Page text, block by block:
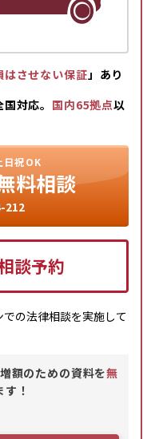
はさせない保証」あり
対応。 国内65拠点以
日祝OK
料相談
212
談予約
の法律相談を実施して
額のための資料を無
！